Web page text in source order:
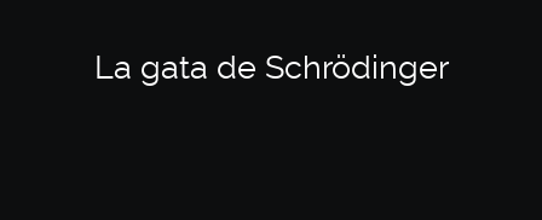
La gata de Schrödinger